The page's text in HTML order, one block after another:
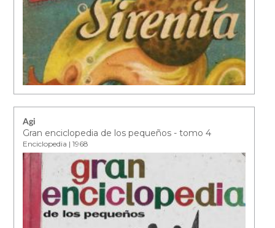
Agi
Gran enciclopedia de los pequeños - tomo 4
Enciclopedia | 1968